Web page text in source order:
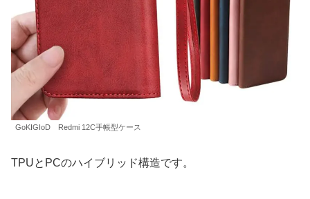
GoKIGIoD Redmi 12C手帳型ケース
TPUとPCのハイブリッド構造です。